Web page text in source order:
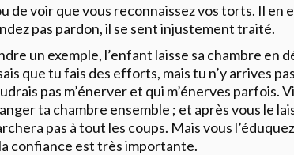
de voir que vous reconnaissez vos torts. Il en
pas pardon, il se sent injustement traité.
un exemple, l’enfant laisse sa chambre en
que tu fais des efforts, mais tu n’y arrives
pas m’énerver et qui m’énerves parfois.
ta chambre ensemble ; et après vous le
pas à tout les coups. Mais vous
confiance est très importante.